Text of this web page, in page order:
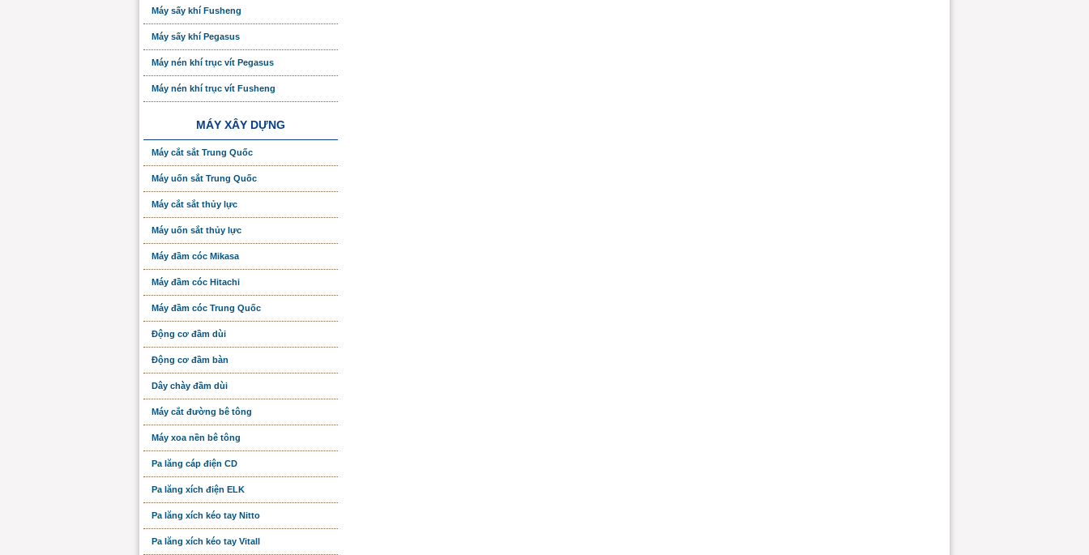
Máy sấy khí Fusheng
Máy sấy khí Pegasus
Máy nén khí trục vít Pegasus
Máy nén khí trục vít Fusheng
MÁY XÂY DỰNG
Máy cắt sắt Trung Quốc
Máy uốn sắt Trung Quốc
Máy cắt sắt thủy lực
Máy uốn sắt thủy lực
Máy đầm cóc Mikasa
Máy đầm cóc Hitachi
Máy đầm cóc Trung Quốc
Động cơ đầm dùi
Động cơ đầm bàn
Dây chày đầm dùi
Máy cắt đường bê tông
Máy xoa nền bê tông
Pa lăng cáp điện CD
Pa lăng xích điện ELK
Pa lăng xích kéo tay Nitto
Pa lăng xích kéo tay Vitall